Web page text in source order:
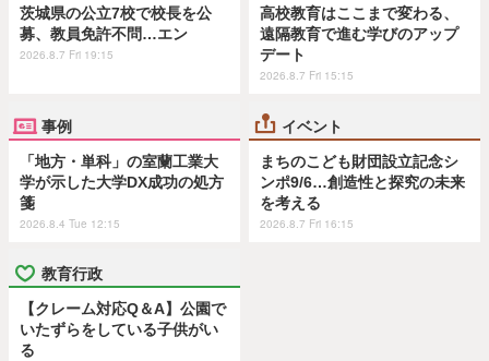
茨城県の公立7校で校長を公
募、教員免許不問…エン
2026.8.7 Fri 19:15
高校教育はここまで変わる、
遠隔教育で進む学びのアップ
デート
2026.8.7 Fri 15:15
事例
「地方・単科」の室蘭工業大
学が示した大学DX成功の処方
箋
2026.8.4 Tue 12:15
イベント
まちのこども財団設立記念シ
ンポ9/6…創造性と探究の未来
を考える
2026.8.7 Fri 16:15
教育行政
【クレーム対応Q＆A】公園で
いたずらをしている子供がい
る